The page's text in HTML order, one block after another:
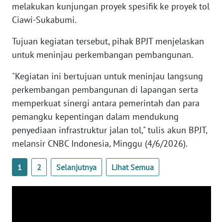
melakukan kunjungan proyek spesifik ke proyek tol
Ciawi-Sukabumi.
Tujuan kegiatan tersebut, pihak BPJT menjelaskan
untuk meninjau perkembangan pembangunan.
"Kegiatan ini bertujuan untuk meninjau langsung
perkembangan pembangunan di lapangan serta
memperkuat sinergi antara pemerintah dan para
pemangku kepentingan dalam mendukung
penyediaan infrastruktur jalan tol," tulis akun BPJT,
melansir CNBC Indonesia, Minggu (4/6/2026).
1 2 Selanjutnya Lihat Semua
WN
JAKARTA
WN
WN
BANTEN
NTT
WN
KEPRI